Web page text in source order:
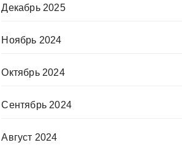
Декабрь 2025
Ноябрь 2024
Октябрь 2024
Сентябрь 2024
Август 2024